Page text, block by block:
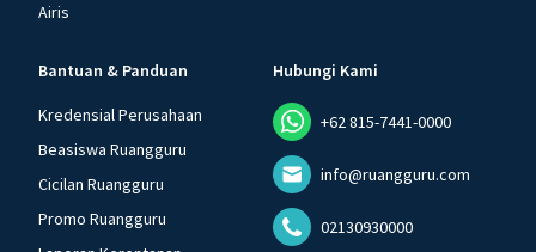
Airis
Bantuan & Panduan
Kredensial Perusahaan
Beasiswa Ruangguru
Cicilan Ruangguru
Promo Ruangguru
Hubungi Kami
+62 815-7441-0000
info@ruangguru.com
02130930000